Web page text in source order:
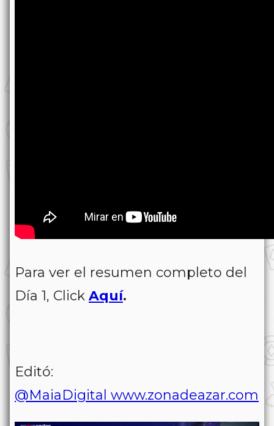
Para ver el resumen completo del
Día 1, Click Aquí.
Editó:
@MaiaDigital www.zonadeazar.com